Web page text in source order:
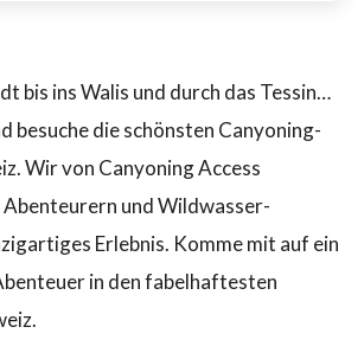
bis ins Walis und durch das Tessin…
besuche die schönsten Canyoning-
Wir von Canyoning Access
und Wildwasser-
Erlebnis. Komme mit auf ein
in den fabelhaftesten